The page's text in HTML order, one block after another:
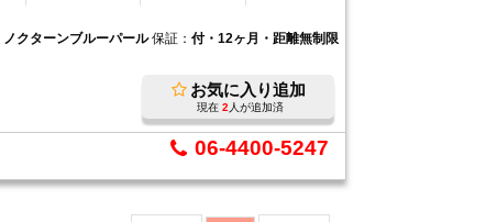
ノクターンブルーパール 保証： 付・12ヶ月・距離無制限
お気に入り追加
現在 2 人が追加済
06-4400-5247